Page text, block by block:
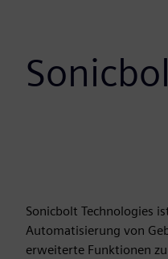
Sonicbolt Technologies
Automatisierung von
erweiterte Funktionen